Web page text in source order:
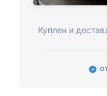
Куплен и